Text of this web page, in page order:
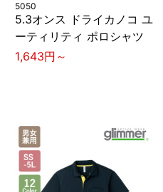
5050
5.3オンス ドライカノコ ユ
ーティリティ ポロシャツ
1,643円～